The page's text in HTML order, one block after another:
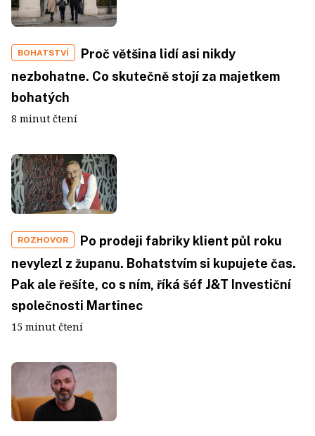
BOHATSTVÍ
Proč většina lidí asi nikdy
nezbohatne. Co skutečně stojí za majetkem
bohatých
8 minut čtení
ROZHOVOR
Po prodeji fabriky klient půl roku
nevylezl z županu. Bohatstvím si kupujete čas.
Pak ale řešíte, co s ním, říká šéf J&T Investiční
společnosti Martinec
15 minut čtení